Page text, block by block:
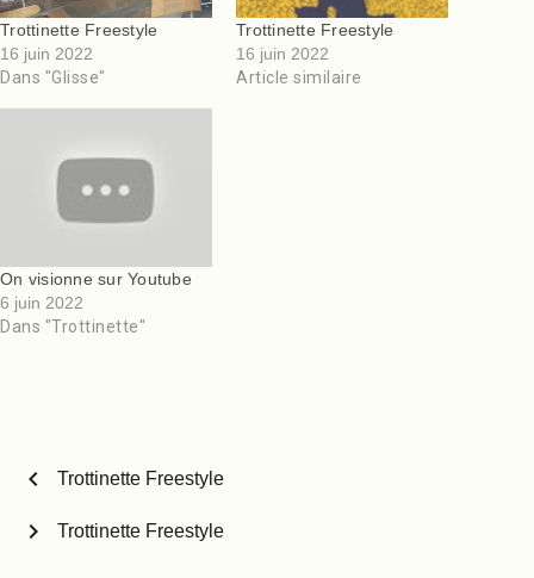
Trottinette Freestyle
16 juin 2022
Dans "Glisse"
Trottinette Freestyle
16 juin 2022
Article similaire
On visionne sur Youtube
6 juin 2022
Dans "Trottinette"
chevron_left Trottinette Freestyle
Trottinette Freestyle
chevron_right